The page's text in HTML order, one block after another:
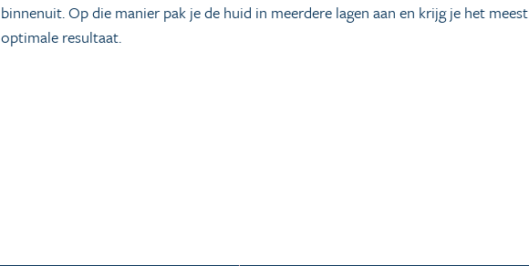
binnenuit. Op die manier pak je de huid in meerdere lagen aan en krijg je het meest
optimale resultaat.